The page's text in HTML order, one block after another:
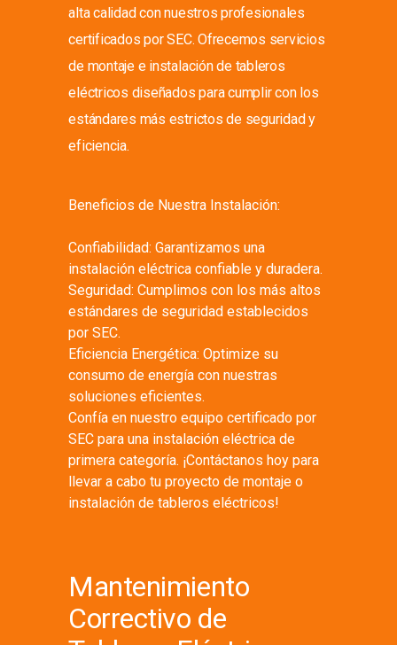
alta calidad con nuestros profesionales
certificados por SEC. Ofrecemos servicios
de montaje e instalación de tableros
eléctricos diseñados para cumplir con los
estándares más estrictos de seguridad y
eficiencia.
Beneficios de Nuestra Instalación:
Confiabilidad: Garantizamos una
instalación eléctrica confiable y duradera.
Seguridad: Cumplimos con los más altos
estándares de seguridad establecidos
por SEC.
Eficiencia Energética: Optimize su
consumo de energía con nuestras
soluciones eficientes.
Confía en nuestro equipo certificado por
SEC para una instalación eléctrica de
primera categoría. ¡Contáctanos hoy para
llevar a cabo tu proyecto de montaje o
instalación de tableros eléctricos!
Mantenimiento
Correctivo de